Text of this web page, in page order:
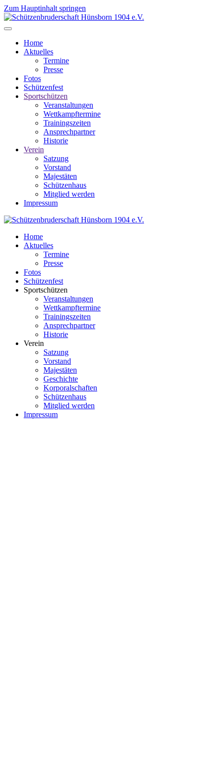
Zum Hauptinhalt springen
Home
Aktuelles
Termine
Presse
Fotos
Schützenfest
Sportschützen
Veranstaltungen
Wettkampftermine
Trainingszeiten
Ansprechpartner
Historie
Verein
Satzung
Vorstand
Majestäten
Schützenhaus
Mitglied werden
Impressum
Home
Aktuelles
Termine
Presse
Fotos
Schützenfest
Sportschützen
Veranstaltungen
Wettkampftermine
Trainingszeiten
Ansprechpartner
Historie
Verein
Satzung
Vorstand
Majestäten
Geschichte
Korporalschaften
Schützenhaus
Mitglied werden
Impressum